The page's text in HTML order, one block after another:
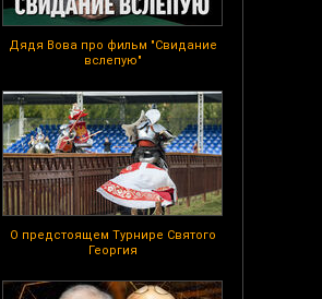
Дядя Вова про фильм "Свидание
вслепую"
О предстоящем Турнире Святого
Георгия